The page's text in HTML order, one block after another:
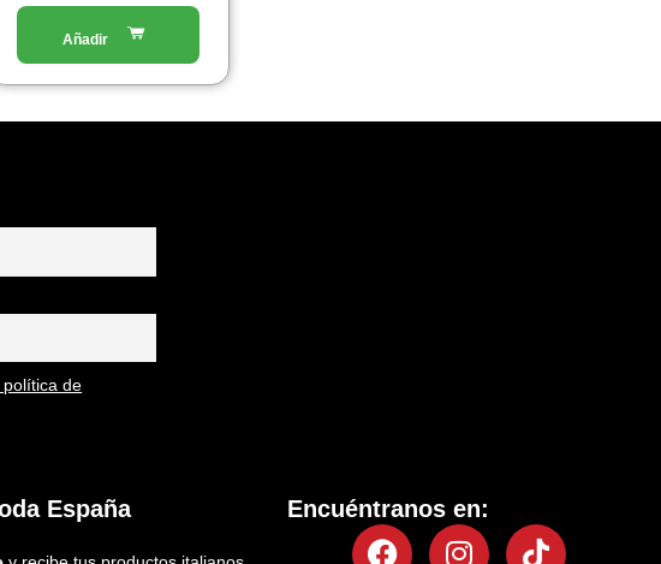
de
España Encuéntranos en:
FacebookInstagram
Tiktok